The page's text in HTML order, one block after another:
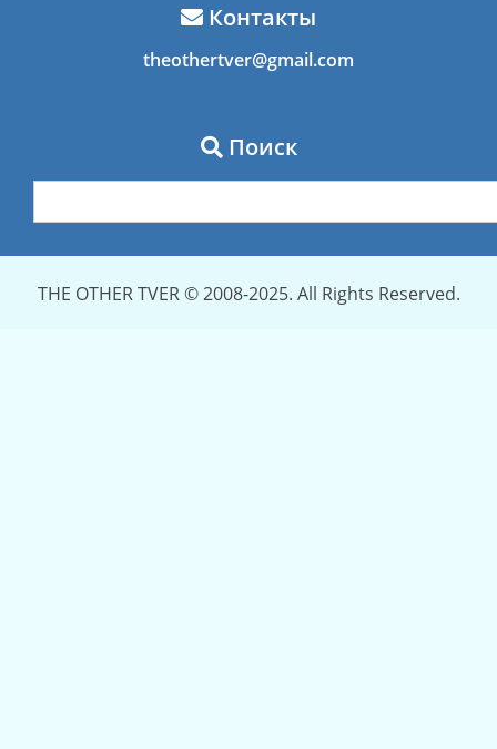
Контакты
theothertver@gmail.com
Поиск
THE OTHER TVER © 2008-2025. All Rights Reserved.